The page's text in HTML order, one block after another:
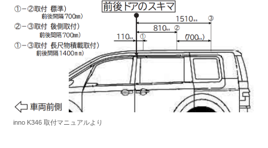
inno K346 取付マニュアルより